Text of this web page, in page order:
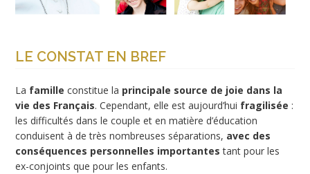
LE CONSTAT EN BREF
La famille constitue la principale source de joie dans la
vie des Français. Cependant, elle est aujourd’hui fragilisée :
les difficultés dans le couple et en matière d’éducation
conduisent à de très nombreuses séparations, avec des
conséquences personnelles importantes tant pour les
ex-conjoints que pour les enfants.